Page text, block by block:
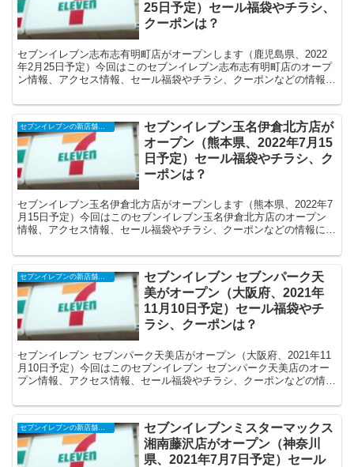
25日予定）セール福袋やチラシ、
クーポンは？
セブンイレブン志布志有明町店がオープンします（鹿児島県、2022
年2月25日予定）今回はこのセブンイレブン志布志有明町店のオープ
ン情報、アクセス情報、セール福袋やチラシ、クーポンなどの情報に
セブンイレブン玉名伊倉北方店が
オープン（熊本県、2022年7月15
日予定）セール福袋やチラシ、ク
ーポンは？
セブンイレブン玉名伊倉北方店がオープンします（熊本県、2022年7
月15日予定）今回はこのセブンイレブン玉名伊倉北方店のオープン
情報、アクセス情報、セール福袋やチラシ、クーポンなどの情報につ
セブンイレブンの新店舗開店予定・オープンセール（福袋）、クーポンなど
セブンイレブン セブンパーク天
美がオープン（大阪府、2021年
11月10日予定）セール福袋やチ
ラシ、クーポンは？
セブンイレブン セブンパーク天美店がオープン（大阪府、2021年11
月10日予定）今回はこのセブンイレブン セブンパーク天美店のオー
プン情報、アクセス情報、セール福袋やチラシ、クーポンなどの情報
セブンイレブンミスターマックス
湘南藤沢店がオープン（神奈川
県、2021年7月7日予定）セール